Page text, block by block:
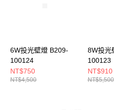
時審查核予不同之上限額度；若仍有
５．嚴禁一人註冊多個帳號或使用他人
恩沛科技股份有限公司將有權停止該
6W投光壁燈 B209-
100124
NT$750
NT$4,500
8W投光
100123
NT$910
NT$5,500